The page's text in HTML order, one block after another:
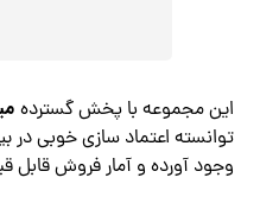
این مجموعه با پخش گسترده
توانسته اعتماد سازی خوبی
وجود آورده و آمار فروش قابل